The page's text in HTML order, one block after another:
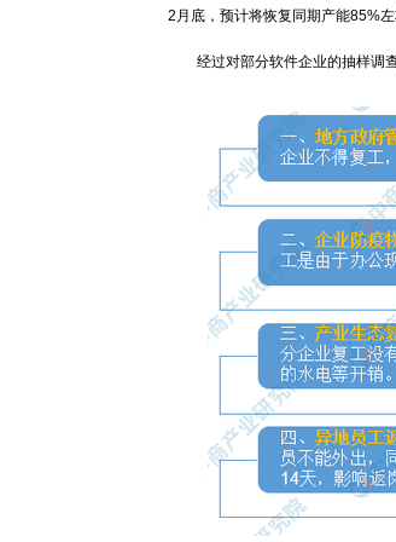
2月底，预计将恢复同期产能85%左
经过对部分软件企业的抽样调